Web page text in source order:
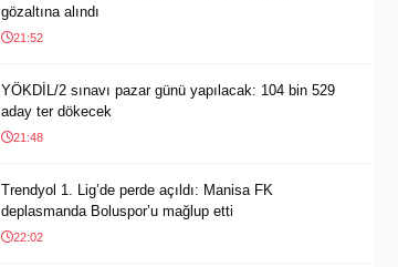
gözaltına alındı
21:52
YÖKDİL/2 sınavı pazar günü yapılacak: 104 bin 529
aday ter dökecek
21:48
Trendyol 1. Lig’de perde açıldı: Manisa FK
deplasmanda Boluspor’u mağlup etti
22:02